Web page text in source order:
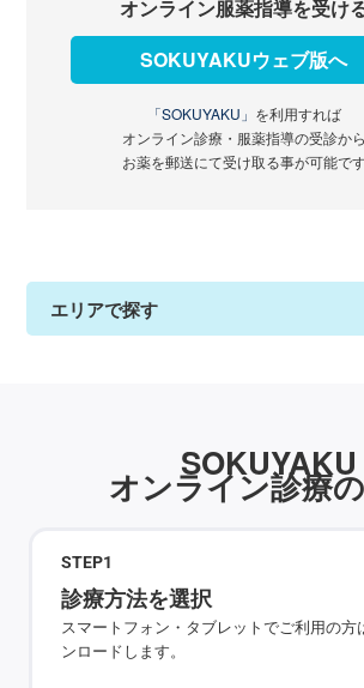
オンライン服薬指導を受け
SOKUYAKUウェブ版へ
「SOKUYAKU」 を利用すれば
オンライン診療・服薬指導の受診から
お薬を郵送にて受け取る事が可能で
エリアで探す
SOKUYAKU
オンライン診療
STEP1
診療方法を選択
スマートフォン・タブレットでご利用の方
ンロードします。